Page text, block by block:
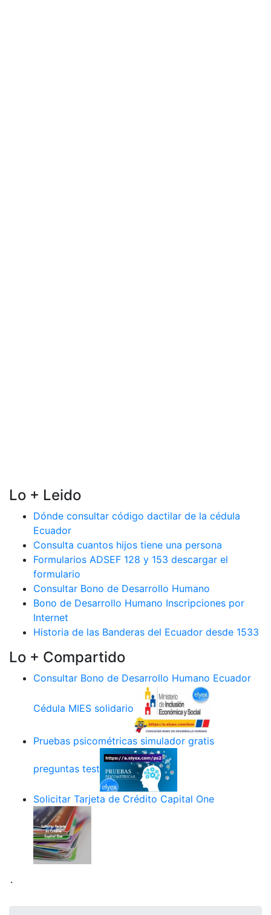
Lo + Leido
Dónde consultar código dactilar de la cédula
Ecuador
Consulta cuantos hijos tiene una persona
Formularios ADSEF 128 y 153 descargar el
formulario
Consultar Bono de Desarrollo Humano
Bono de Desarrollo Humano Inscripciones por
Internet
Historia de las Banderas del Ecuador desde 1533
Lo + Compartido
Consultar Bono de Desarrollo Humano Ecuador
Cédula MIES solidario
Pruebas psicométricas simulador gratis
preguntas test
Solicitar Tarjeta de Crédito Capital One
.